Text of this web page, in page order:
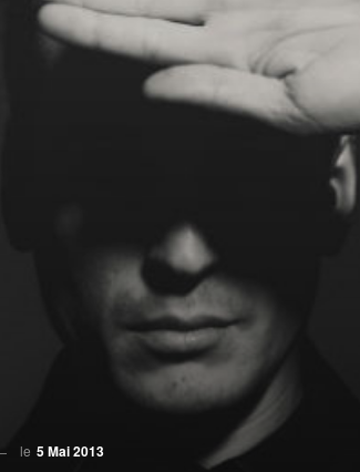
le 5 Mai 2013